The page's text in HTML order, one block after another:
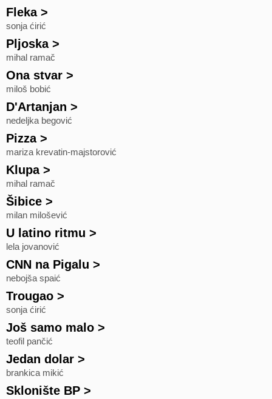
Fleka>
sonja ćirić
Pljoska>
mihal ramač
Ona stvar >
miloš bobić
D'Artanjan >
nedeljka begović
Pizza>
mariza krevatin-majstorović
Klupa>
mihal ramač
Šibice >
milan milošević
U latino ritmu >
lela jovanović
CNN na Pigalu >
nebojša spaić
Trougao >
sonja ćirić
Još samo malo >
teofil pančić
Jedan dolar >
brankica mikić
Sklonište BP >